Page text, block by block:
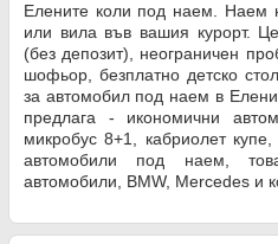
Елените коли под наем. Наем
или вила във вашия курорт.
(без депозит), неограничен
шофьор, безплатно детско
за автомобил под наем в
предлага - икономични
микробус 8+1, кабриолет
автомобили под наем,
автомобили, BMW, Mercedes и